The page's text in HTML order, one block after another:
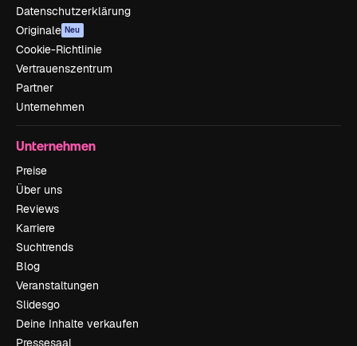
Datenschutzerklärung
Originale Neu
Cookie-Richtlinie
Vertrauenszentrum
Partner
Unternehmen
Unternehmen
Preise
Über uns
Reviews
Karriere
Suchtrends
Blog
Veranstaltungen
Slidesgo
Deine Inhalte verkaufen
Pressesaal